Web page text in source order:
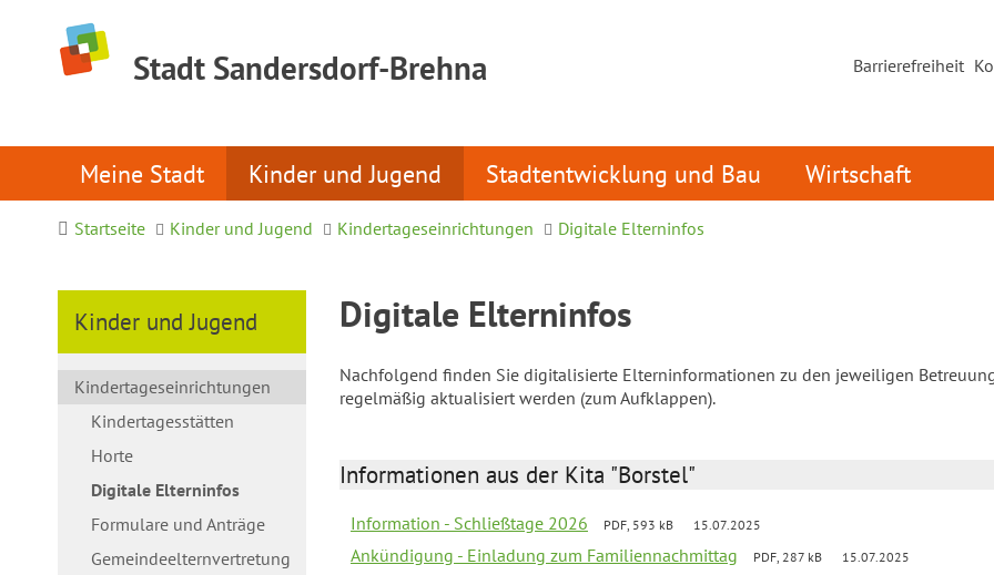
Stadt Sandersdorf-Brehna Barrierefreiheit
Meine Stadt Kinder und Jugend Stadtentwicklung und Bau Wirtschaft
Startseite Kinder und Jugend Kindertageseinrichtungen Digitale Elterninfos
Kinder und Jugend
Kindertageseinrichtungen
Kindertagesstätten
Horte
Digitale Elterninfos
Formulare und Anträge
Gemeindeelternvertretung
Digitale Elterninfos
Nachfolgend finden Sie digitalisierte Elterninformationen zu den jeweiligen
regelmäßig aktualisiert werden (zum Aufklappen).
Informationen aus der Kita "Borstel"
Information - Schließtage 2026 PDF, 593 kB 15.07.2025
Ankündigung - Einladung zum Familiennachmittag PDF, 287 kB 15.07.2025